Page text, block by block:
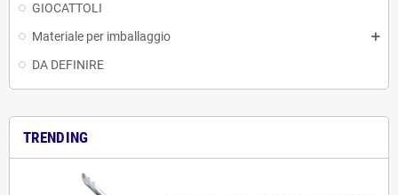
GIOCATTOLI
Materiale per imballaggio
DA DEFINIRE
TRENDING